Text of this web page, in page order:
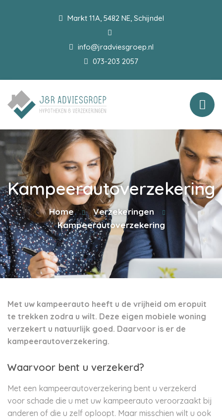
Markt 11A, 5482 NE, Schijndel
info@jradviesgroep.nl
073-203 2057
Kampeerautoverzekering
Home
Verzekeringen
Kampeerautoverzekering
Met uw kampeerauto heeft u de vrijheid om eropuit
te trekken zodra u wilt. Deze eigen mobiele woning
verzekert u natuurlijk goed. Daarvoor is er de
kampeerautoverzekering.
Waarvoor bent u verzekerd?
Met een kampeerautoverzekering bent u verzekerd
voor schade die u met uw kampeerauto veroorzaakt bij
anderen of die u zelf oploopt. Maar misschien wilt u ook